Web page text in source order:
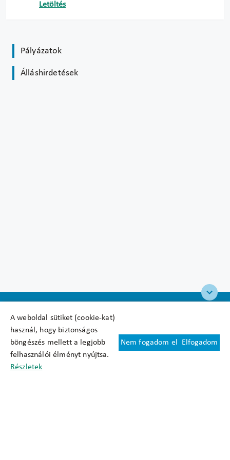
A weboldal sütiket (cookie-kat)
használ, hogy biztonságos
böngészés mellett a legjobb
felhasználói élményt nyújtsa.
Részletek
Nem fogadom el Elfogadom
Letöltés
Pályázatok
Álláshirdetések
Felhasználási feltételek